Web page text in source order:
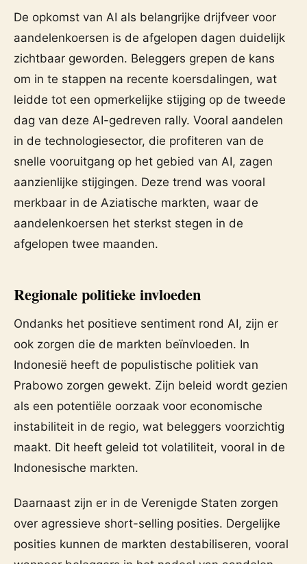
De opkomst van AI als belangrijke drijfveer voor
aandelenkoersen is de afgelopen dagen duidelijk
zichtbaar geworden. Beleggers grepen de kans
om in te stappen na recente koersdalingen, wat
leidde tot een opmerkelijke stijging op de tweede
dag van deze AI-gedreven rally. Vooral aandelen
in de technologiesector, die profiteren van de
snelle vooruitgang op het gebied van AI, zagen
aanzienlijke stijgingen. Deze trend was vooral
merkbaar in de Aziatische markten, waar de
aandelenkoersen het sterkst stegen in de
afgelopen twee maanden.
Regionale politieke invloeden
Ondanks het positieve sentiment rond AI, zijn er
ook zorgen die de markten beïnvloeden. In
Indonesië heeft de populistische politiek van
Prabowo zorgen gewekt. Zijn beleid wordt gezien
als een potentiële oorzaak voor economische
instabiliteit in de regio, wat beleggers voorzichtig
maakt. Dit heeft geleid tot volatiliteit, vooral in de
Indonesische markten.
Daarnaast zijn er in de Verenigde Staten zorgen
over agressieve short-selling posities. Dergelijke
posities kunnen de markten destabiliseren, vooral